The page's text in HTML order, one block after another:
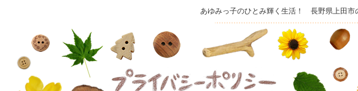
あゆみっ子のひとみ輝く生活！ 長野県上田市